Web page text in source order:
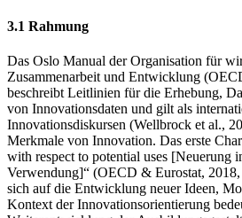
3.1 Rahmung
Das Oslo Manual der Organisation für
Zusammenarbeit und Entwicklung
beschreibt Leitlinien für die Erhebung,
von Innovationsdaten und gilt als
Innovationsdiskursen (Wellbrock et al.,
Merkmale von Innovation. Das erste
with respect to potential uses [Neuerung
Verwendung]“ (OECD & Eurostat, 2018,
sich auf die Entwicklung neuer Ideen,
Kontext der Innovationsorientierung